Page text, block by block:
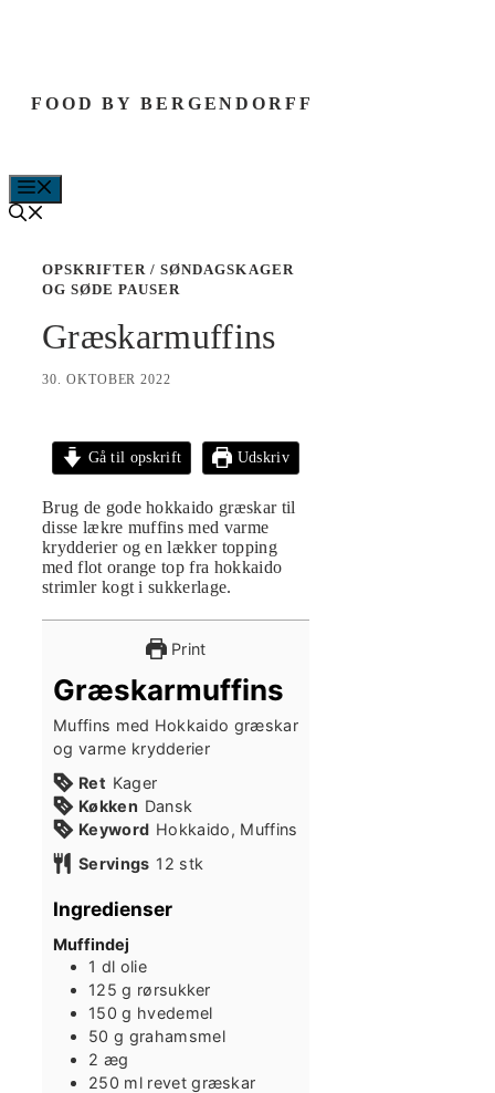
FOOD BY BERGENDORFF
OPSKRIFTER /SØNDAGSKAGER
OG SØDE PAUSER
Græskarmuffins
30. OKTOBER 2022
Gå til opskrift Udskriv
Brug de gode hokkaido græskar til
disse lækre muffins med varme
krydderier og en lækker topping
med flot orange top fra hokkaido
strimler kogt i sukkerlage.
Print
Græskarmuffins
Muffins med Hokkaido græskar
og varme krydderier
Ret Kager
Køkken Dansk
Keyword Hokkaido, Muffins
Servings 12 stk
Ingredienser
Muffindej
1 dl olie
125 g rørsukker
150 g hvedemel
50 g grahamsmel
2 æg
250 ml revet græskar